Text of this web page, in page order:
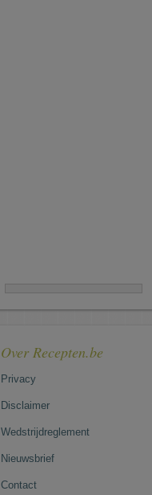
Over Recepten.be
Privacy
Disclaimer
Wedstrijdreglement
Nieuwsbrief
Contact